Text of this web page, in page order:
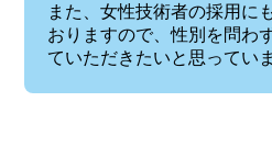
また、女性技術者の採用に
おりますので、性別を問わ
ていただきたいと思っていま